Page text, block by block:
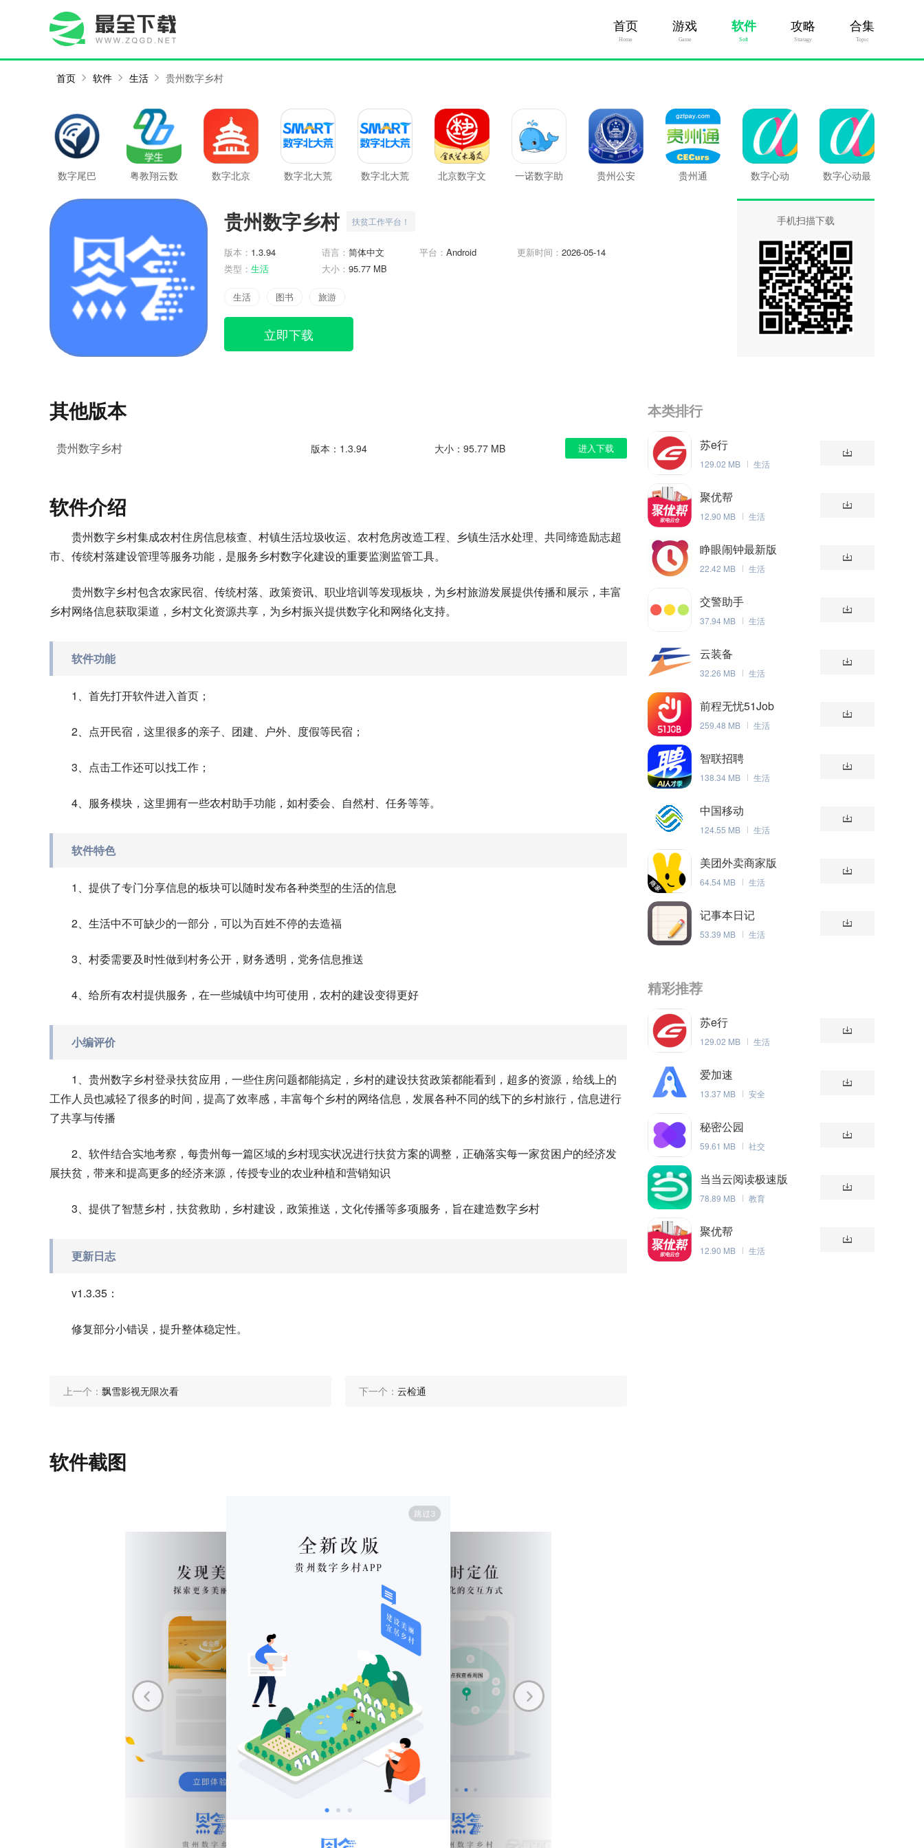
首页
Home
游戏
Game
软件
Soft
攻略
Stratagy
合集
Topic
首页 软件 生活 贵州数字乡村
数字尾巴
粤教翔云数
平台
数字北京
数字北大荒
数字北大荒
北京数字文
一诺数字助
贵州公安 贵州通 数字心动
数字心动最
手机扫描下载
贵州数字乡村 扶贫工作平台！
版本： 1.3.94 语言： 简体中文 平台： Android 更新时间： 2026-05-14
类型： 生活 大小： 95.77 MB
生活 图书 旅游
立即下载
其他版本
贵州数字乡村 版本：1.3.94 大小：95.77 MB 进入下载
软件介绍
贵州数字乡村集成农村住房信息核查、村镇生活垃圾收运、农村危房改造工程、乡镇生活水处理、共同缔造励志超
市、传统村落建设管理等服务功能，是服务乡村数字化建设的重要监测监管工具。
贵州数字乡村包含农家民宿、传统村落、政策资讯、职业培训等发现板块，为乡村旅游发展提供传播和展示，丰富
乡村网络信息获取渠道，乡村文化资源共享，为乡村振兴提供数字化和网络化支持。
软件功能
1、首先打开软件进入首页；
2、点开民宿，这里很多的亲子、团建、户外、度假等民宿；
3、点击工作还可以找工作；
4、服务模块，这里拥有一些农村助手功能，如村委会、自然村、任务等等。
软件特色
1、提供了专门分享信息的板块可以随时发布各种类型的生活的信息
2、生活中不可缺少的一部分，可以为百姓不停的去造福
3、村委需要及时性做到村务公开，财务透明，党务信息推送
4、给所有农村提供服务，在一些城镇中均可使用，农村的建设变得更好
小编评价
1、贵州数字乡村登录扶贫应用，一些住房问题都能搞定，乡村的建设扶贫政策都能看到，超多的资源，给线上的
工作人员也减轻了很多的时间，提高了效率感，丰富每个乡村的网络信息，发展各种不同的线下的乡村旅行，信息进行
了共享与传播
2、软件结合实地考察，每贵州每一篇区域的乡村现实状况进行扶贫方案的调整，正确落实每一家贫困户的经济发
展扶贫，带来和提高更多的经济来源，传授专业的农业种植和营销知识
3、提供了智慧乡村，扶贫救助，乡村建设，政策推送，文化传播等多项服务，旨在建造数字乡村
更新日志
v1.3.35：
修复部分小错误，提升整体稳定性。
上一个： 飘雪影视无限次看 下一个： 云检通
软件截图
本类排行
苏e行
129.02 MB 生活
聚优帮
12.90 MB 生活
睁眼闹钟最新版
22.42 MB 生活
交警助手
37.94 MB 生活
云装备
32.26 MB 生活
前程无忧51Job
259.48 MB 生活
智联招聘
138.34 MB 生活
中国移动
124.55 MB 生活
美团外卖商家版
64.54 MB 生活
记事本日记
53.39 MB 生活
精彩推荐
苏e行
129.02 MB 生活
爱加速
13.37 MB 安全
秘密公园
59.61 MB 社交
当当云阅读极速版
78.89 MB 教育
聚优帮
12.90 MB 生活